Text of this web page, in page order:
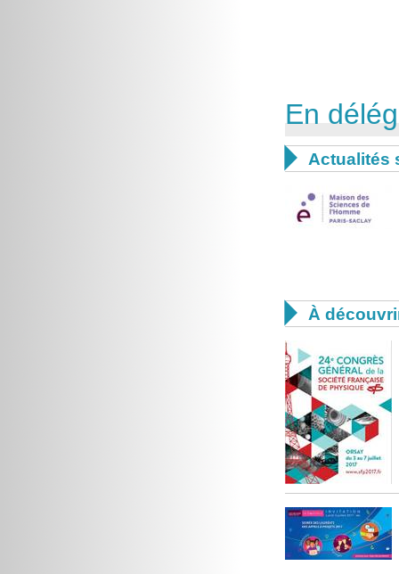
En
 Actualités
 À